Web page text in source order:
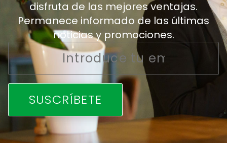
disfruta de las mejores ventajas.
Permanece informado de las últimas
noticias y promociones.
Email
*